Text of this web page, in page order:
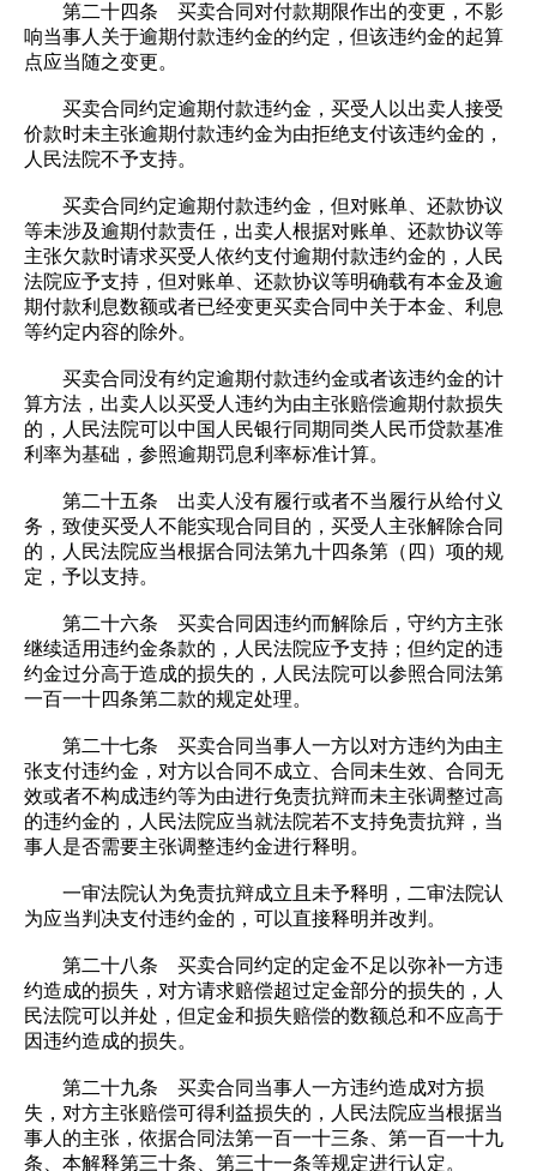
第二十四条 买卖合同对付款期限作出的变更，不影
响当事人关于逾期付款违约金的约定，但该违约金的起算
点应当随之变更。
买卖合同约定逾期付款违约金，买受人以出卖人接受
价款时未主张逾期付款违约金为由拒绝支付该违约金的，
人民法院不予支持。
买卖合同约定逾期付款违约金，但对账单、还款协议
等未涉及逾期付款责任，出卖人根据对账单、还款协议等
主张欠款时请求买受人依约支付逾期付款违约金的，人民
法院应予支持，但对账单、还款协议等明确载有本金及逾
期付款利息数额或者已经变更买卖合同中关于本金、利息
等约定内容的除外。
买卖合同没有约定逾期付款违约金或者该违约金的计
算方法，出卖人以买受人违约为由主张赔偿逾期付款损失
的，人民法院可以中国人民银行同期同类人民币贷款基准
利率为基础，参照逾期罚息利率标准计算。
第二十五条 出卖人没有履行或者不当履行从给付义
务，致使买受人不能实现合同目的，买受人主张解除合同
的，人民法院应当根据合同法第九十四条第（四）项的规
定，予以支持。
第二十六条 买卖合同因违约而解除后，守约方主张
继续适用违约金条款的，人民法院应予支持；但约定的违
约金过分高于造成的损失的，人民法院可以参照合同法第
一百一十四条第二款的规定处理。
第二十七条 买卖合同当事人一方以对方违约为由主
张支付违约金，对方以合同不成立、合同未生效、合同无
效或者不构成违约等为由进行免责抗辩而未主张调整过高
的违约金的，人民法院应当就法院若不支持免责抗辩，当
事人是否需要主张调整违约金进行释明。
一审法院认为免责抗辩成立且未予释明，二审法院认
为应当判决支付违约金的，可以直接释明并改判。
第二十八条 买卖合同约定的定金不足以弥补一方违
约造成的损失，对方请求赔偿超过定金部分的损失的，人
民法院可以并处，但定金和损失赔偿的数额总和不应高于
因违约造成的损失。
第二十九条 买卖合同当事人一方违约造成对方损
失，对方主张赔偿可得利益损失的，人民法院应当根据当
事人的主张，依据合同法第一百一十三条、第一百一十九
条、本解释第三十条、第三十一条等规定进行认定。